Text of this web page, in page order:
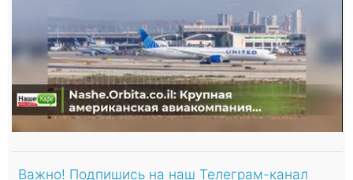
Важно! Подпишись на наш Телеграм-канал